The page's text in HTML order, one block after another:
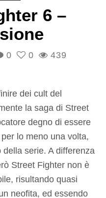
6 –
0 0 439
dei cult del
la saga di Street
degno di essere
lo meno una volta,
serie. A differenza
Street Fighter non è
risultando quasi
neofita, ed essendo